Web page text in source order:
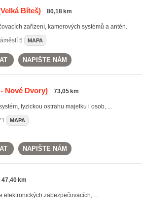
Bíteš) 80,18 km
zařízení, kamerových systémů a antén.
5 MAPA
NAPIŠTE NÁM
Nové Dvory) 73,05 km
fyzickou ostrahu majetku i osob, ...
MAPA
NAPIŠTE NÁM
47,40 km
elektronických zabezpečovacích, ...